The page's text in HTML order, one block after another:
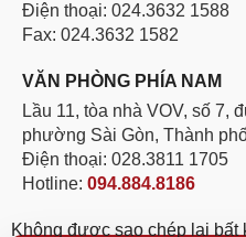
Điện thoại: 024.3632 1588
Fax: 024.3632 1582
VĂN PHÒNG PHÍA NAM
Lầu 11, tòa nhà VOV, số 7,
phường Sài Gòn, Thành
Điện thoại: 028.3811 1705
Hotline: 094.884.8186
Không được sao chép lại bất